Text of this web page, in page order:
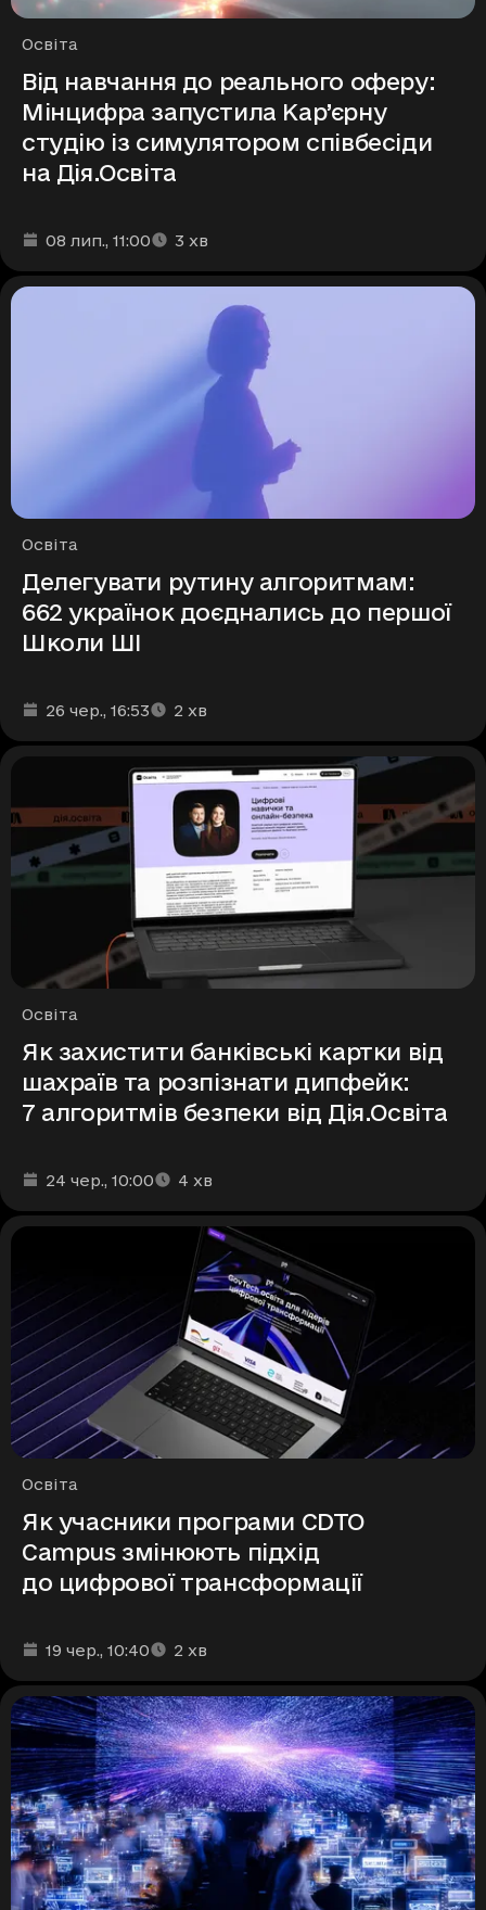
Рубрики
Освіта
Від навчання до реального оферу:
Мінцифра запустила Кар’єрну
студію із симулятором співбесіди
на Дія.Освіта
Дата та час публікації
08 лип., 11:00
Час читання: 3 хв
Рубрики
Освіта
Делегувати рутину алгоритмам:
662 українок доєднались до першої
Школи ШІ
Дата та час публікації
26 чер., 16:53
Час читання: 2 хв
Рубрики
Освіта
Як захистити банківські картки від
шахраїв та розпізнати дипфейк:
7 алгоритмів безпеки від Дія.Освіта
Дата та час публікації
24 чер., 10:00
Час читання: 4 хв
Рубрики
Освіта
Як учасники програми CDTO
Campus змінюють підхід
до цифрової трансформації
Дата та час публікації
19 чер., 10:40
Час читання: 2 хв